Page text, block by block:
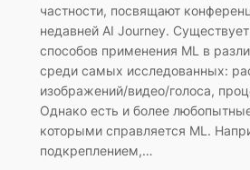
частности, посвящают
недавней AI Journey.
способов применения ML в
среди самых исследованных:
изображений/видео/голоса,
Однако есть и более
которыми справляется ML.
подкреплением,…